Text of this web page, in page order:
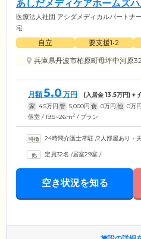
あしだメディケアホームズ
医療法人社団 アシダメディカルパートナ
宅
自立 要支援1•2
兵庫県丹波市柏原町母坪中河原
月額5.0 万円 (入居金13.5万円) +
家 4.5万円 管 5,000円 食 0万円 他 0万円
個室 / 19.5~26m2 / プラン
24時間介護士常駐 /2人部屋あり・
定員32名 /居室29室 /
空き状況を知る